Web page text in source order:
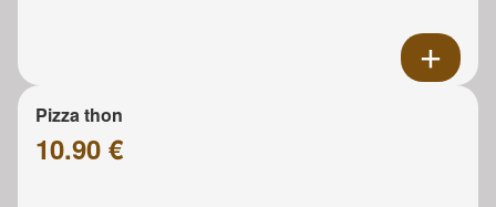
Pizza thon
10.90 €